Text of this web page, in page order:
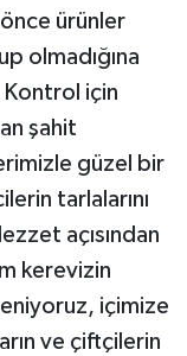
ürünler
olmadığına
için
şahit
güzel bir
tarlalarını
açısından
kerevizin
içimize
ve çiftçilerin